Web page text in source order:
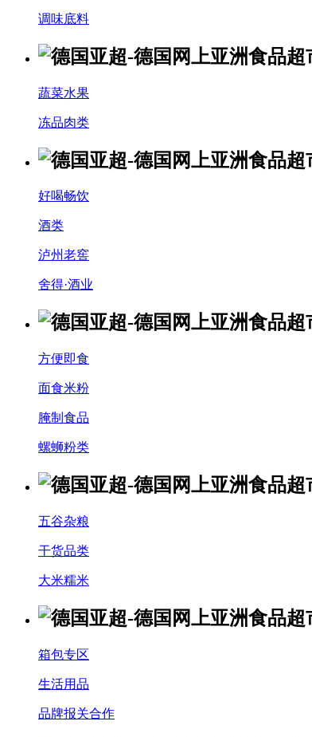
调味底料
蔬菜水果
冻品肉类
好喝畅饮
酒类
泸州老窖
舍得·酒业
方便即食
面食米粉
腌制食品
螺蛳粉类
五谷杂粮
干货品类
大米糯米
箱包专区
生活用品
品牌报关合作